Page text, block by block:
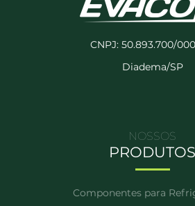
CNPJ: 50.893.700/
Diadema/SP
NOSSOS
PRODUTOS
Componentes para